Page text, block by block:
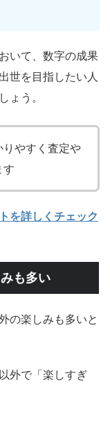
いて、数字の成果
世を目指したい人
ょう。
やすく査定や
す
を詳しくチェック
も多い
の楽しみも多いと
外で「楽しすぎ